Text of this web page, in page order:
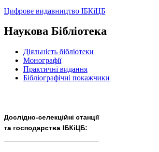
Цифрове видавництво ІБКіЦБ
Наукова Бібліотека
Діяльність бібліотеки
Монографії
Практичні видання
Бібліографічні покажчики
Дослідно-селекційні станції
та господарства ІБКіЦБ: